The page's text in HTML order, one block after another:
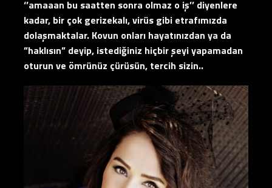
‘’amaaan bu saatten sonra olmaz o iş’’ diyenlere
kadar, bir çok gerizekalı, virüs gibi etrafımızda
dolaşmaktalar. Kovun onları hayatınızdan ya da
”haklısın” deyip, istediğiniz hiçbir şeyi yapamadan
oturun ve ömrünüz çürüsün, tercih sizin..